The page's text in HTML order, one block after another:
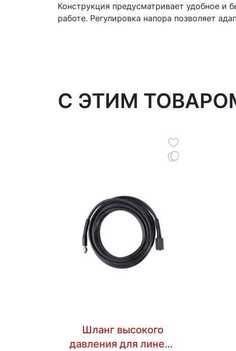
Конструкция предусматривает удобное и
работе. Регулировка напора позволяет
C ЭТИМ
Шланг высокого
давления для линеек